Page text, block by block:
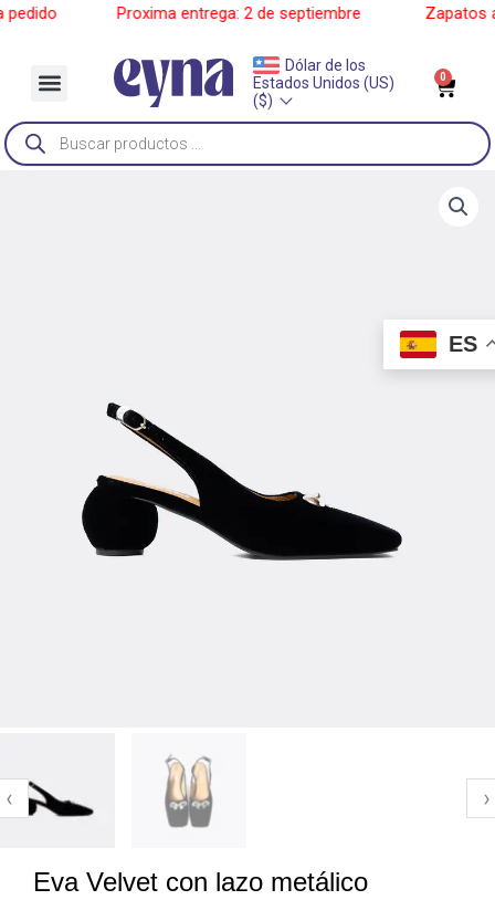
Ir
______ Proxima entrega: 2 de septiembre______ Zapatos a
Menu
Dólar de los
Estados Unidos (US)
($)
0
Búsqueda
de
productos
‹ ›
Eva Velvet con lazo metálico
ES